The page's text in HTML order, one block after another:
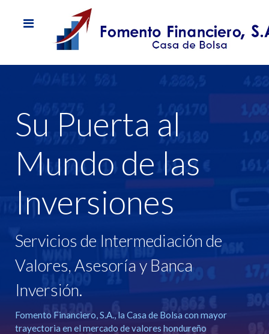
Su Puerta al
Mundo de las
Inversiones
Servicios de Intermediación de
Valores, Asesoría y Banca
Inversión.
Fomento Financiero, S.A., la Casa de Bolsa con mayor
trayectoria en el mercado de valores hondureño